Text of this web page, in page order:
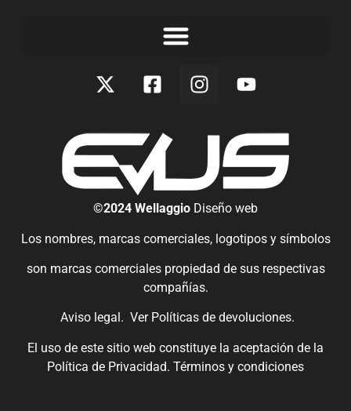
©2024 Wellaggio Diseño web
Los nombres, marcas comerciales, logotipos y símbolos
son marcas comerciales propiedad de sus respectivas
compañías.
Aviso legal. Ver Políticas de devoluciones.
El uso de este sitio web constituye la aceptación de la
Política de Privacidad. Términos y condiciones